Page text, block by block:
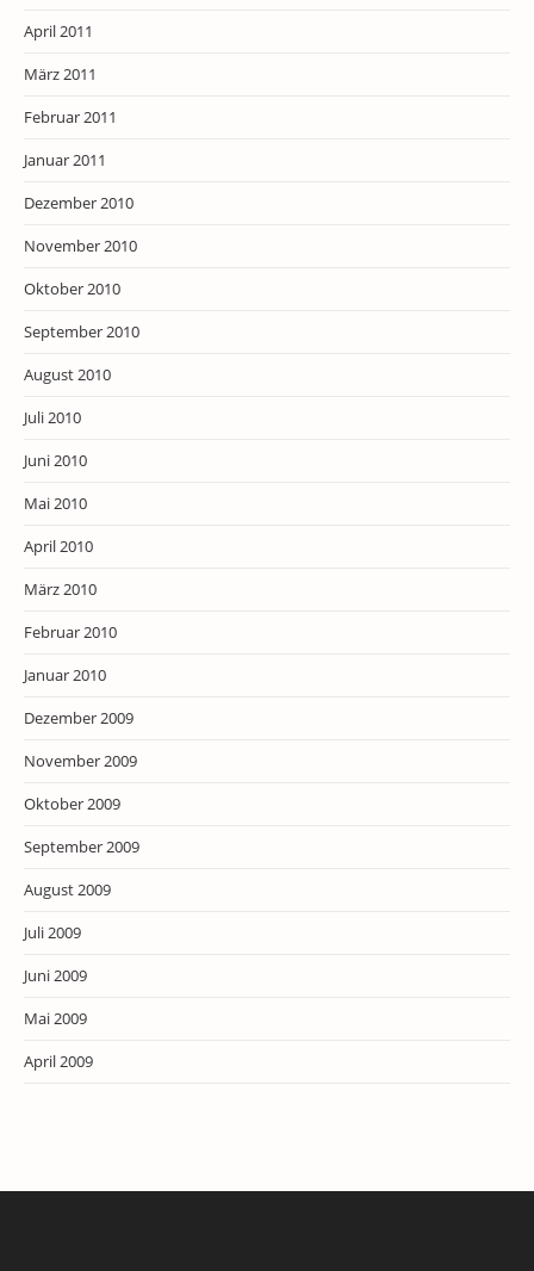
April 2011
März 2011
Februar 2011
Januar 2011
Dezember 2010
November 2010
Oktober 2010
September 2010
August 2010
Juli 2010
Juni 2010
Mai 2010
April 2010
März 2010
Februar 2010
Januar 2010
Dezember 2009
November 2009
Oktober 2009
September 2009
August 2009
Juli 2009
Juni 2009
Mai 2009
April 2009